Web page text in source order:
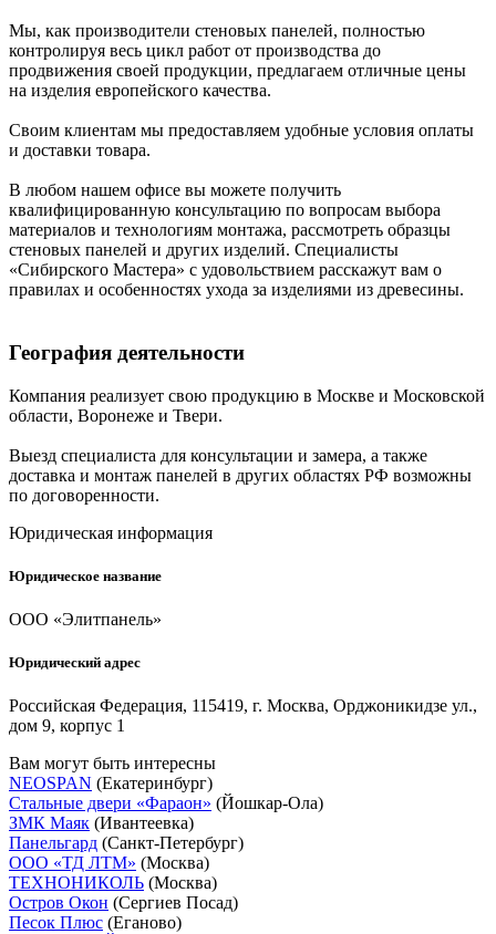
Мы, как производители стеновых панелей, полностью
контролируя весь цикл работ от производства до
продвижения своей продукции, предлагаем отличные цены
на изделия европейского качества.
Своим клиентам мы предоставляем удобные условия оплаты
и доставки товара.
В любом нашем офисе вы можете получить
квалифицированную консультацию по вопросам выбора
материалов и технологиям монтажа, рассмотреть образцы
стеновых панелей и других изделий. Специалисты
«Сибирского Мастера» с удовольствием расскажут вам о
правилах и особенностях ухода за изделиями из древесины.
География деятельности
Компания реализует свою продукцию в Москве и Московской
области, Воронеже и Твери.
Выезд специалиста для консультации и замера, а также
доставка и монтаж панелей в других областях РФ возможны
по договоренности.
Юридическая информация
Юридическое название
ООО «Элитпанель»
Юридический адрес
Российская Федерация, 115419, г. Москва, Орджоникидзе ул.,
дом 9, корпус 1
Вам могут быть интересны
NEOSPAN (Екатеринбург)
Стальные двери «Фараон» (Йошкар-Ола)
ЗМК Маяк (Ивантеевка)
Панельгард (Санкт-Петербург)
ООО «ТД ЛТМ» (Москва)
ТЕХНОНИКОЛЬ (Москва)
Остров Окон (Сергиев Посад)
Песок Плюс (Еганово)